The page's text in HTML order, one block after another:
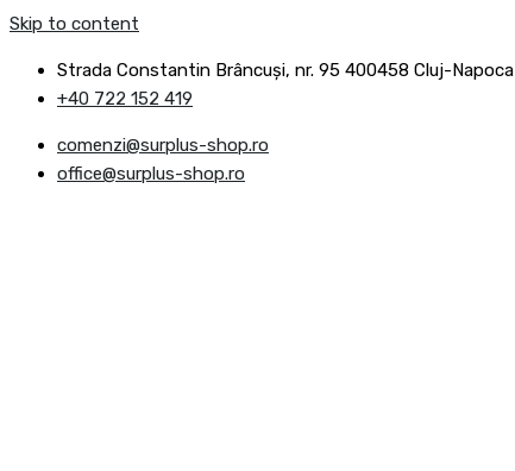
Skip to content
Strada Constantin Brâncuşi, nr. 95 400458 Cluj-Napoca
+40 722 152 419
comenzi@surplus-shop.ro
office@surplus-shop.ro